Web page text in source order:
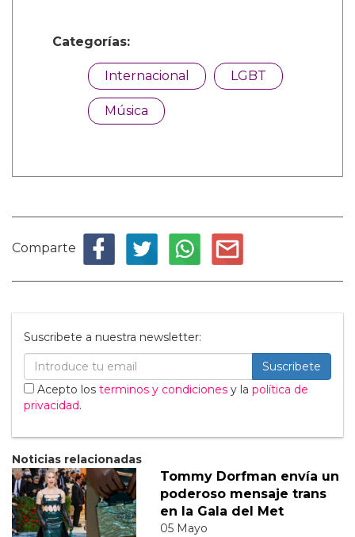
Categorías:
Internacional LGBT
Música
Comparte
Suscribete a nuestra newsletter:
Suscribete
Acepto los terminos y condiciones y la política de
privacidad.
Noticias relacionadas
Tommy Dorfman envía un
poderoso mensaje trans
en la Gala del Met
05 Mayo